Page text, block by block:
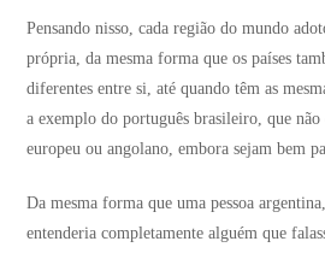
Pensando nisso, cada região do mundo
própria, da mesma forma que os países
diferentes entre si, até quando têm as
a exemplo do português brasileiro, que
europeu ou angolano, embora sejam bem
Da mesma forma que uma pessoa
entenderia completamente alguém que